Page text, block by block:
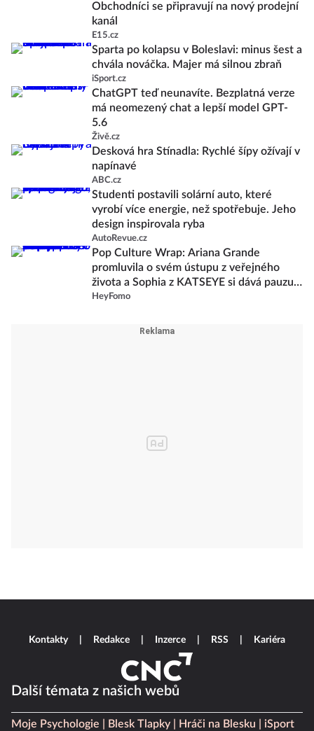
Obchodníci se připravují na nový prodejní
kanál
E15.cz
Sparta po kolapsu v Boleslavi: minus šest a
chvála nováčka. Majer má silnou zbraň
iSport.cz
ChatGPT teď neunavíte. Bezplatná verze
má neomezený chat a lepší model GPT-
5.6
Živě.cz
Desková hra Stínadla: Rychlé šípy ožívají v
napínavé
ABC.cz
Studenti postavili solární auto, které
vyrobí více energie, než spotřebuje. Jeho
design inspirovala ryba
AutoRevue.cz
Pop Culture Wrap: Ariana Grande
promluvila o svém ústupu z veřejného
života a Sophia z KATSEYE si dává pauzu
od skupiny
HeyFomo
Další témata z našich webů
Moje Psychologie Blesk Tlapky Hráči na Blesku
iSport
Kontakty Redakce Inzerce RSS Kariéra